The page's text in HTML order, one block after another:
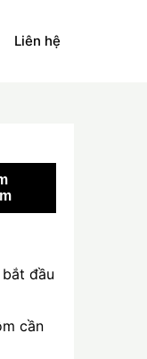
Liên hệ
đầu
cần